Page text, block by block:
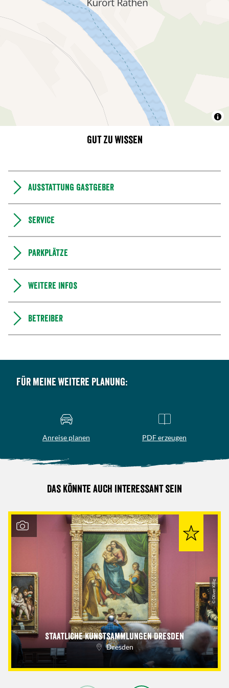
Gut zu wissen
Ausstattung Gastgeber
Service
Parkplätze
Weitere Infos
Betreiber
Für meine weitere Planung:
Anreise planen PDF erzeugen
Das könnte auch interessant sein
Staatliche Kunstsammlungen Dresden
Dresden
© Oliver Killig